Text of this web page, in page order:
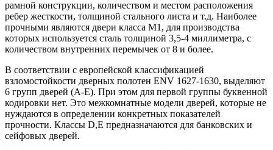
рамной конструкции, количеством и местом расположения
ребер жесткости, толщиной стального листа и т.д. Наиболее
прочными являются двери класса М1, для производства
которых используется сталь толщиной 3,5-4 миллиметра, с
количеством внутренних перемычек от 8 и более.
В соответствии с европейской классификацией
взломостойкости дверных полотен ENV 1627-1630, выделяют
6 групп дверей (A-E). При этом для первой группы буквенной
кодировки нет. Это межкомнатные модели дверей, которые не
нуждаются в определении конкретных показателей
прочности. Классы D,E предназначаются для банковских и
сейфовых дверей.